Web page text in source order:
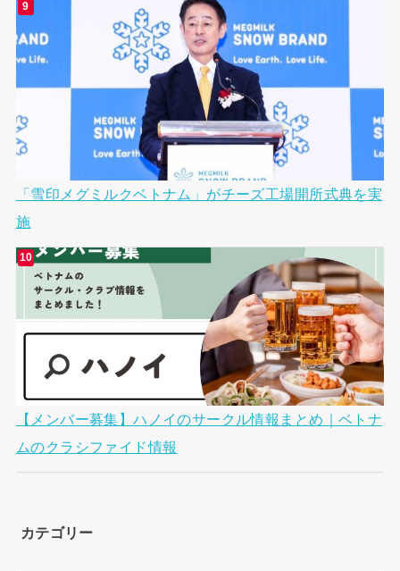
「雪印メグミルクベトナム」がチーズ工場開所式典を実
施
【メンバー募集】ハノイのサークル情報まとめ｜ベトナ
ムのクラシファイド情報
カテゴリー